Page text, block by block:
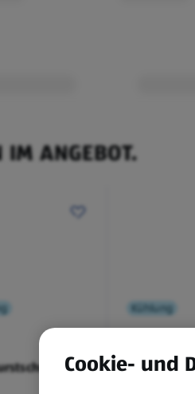
IM ANGEBOT.
Kühlung
Cookie- und